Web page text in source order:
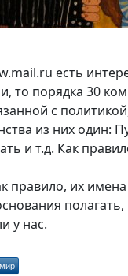
есть
то порядка 30
с
из них один:
и т.д. Как
правило, их
у нас.